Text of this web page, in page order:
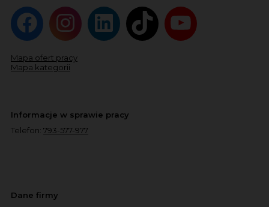
Mapa ofert pracy
Mapa kategorii
Informacje w sprawie pracy
Telefon: 793-577-977
Dane firmy